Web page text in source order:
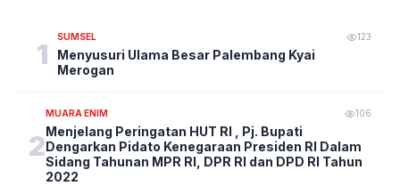
1
SUMSEL 123
Menyusuri Ulama Besar Palembang Kyai
Merogan
2
MUARA ENIM 106
Menjelang Peringatan HUT RI , Pj. Bupati
Dengarkan Pidato Kenegaraan Presiden RI Dalam
Sidang Tahunan MPR RI, DPR RI dan DPD RI Tahun
2022